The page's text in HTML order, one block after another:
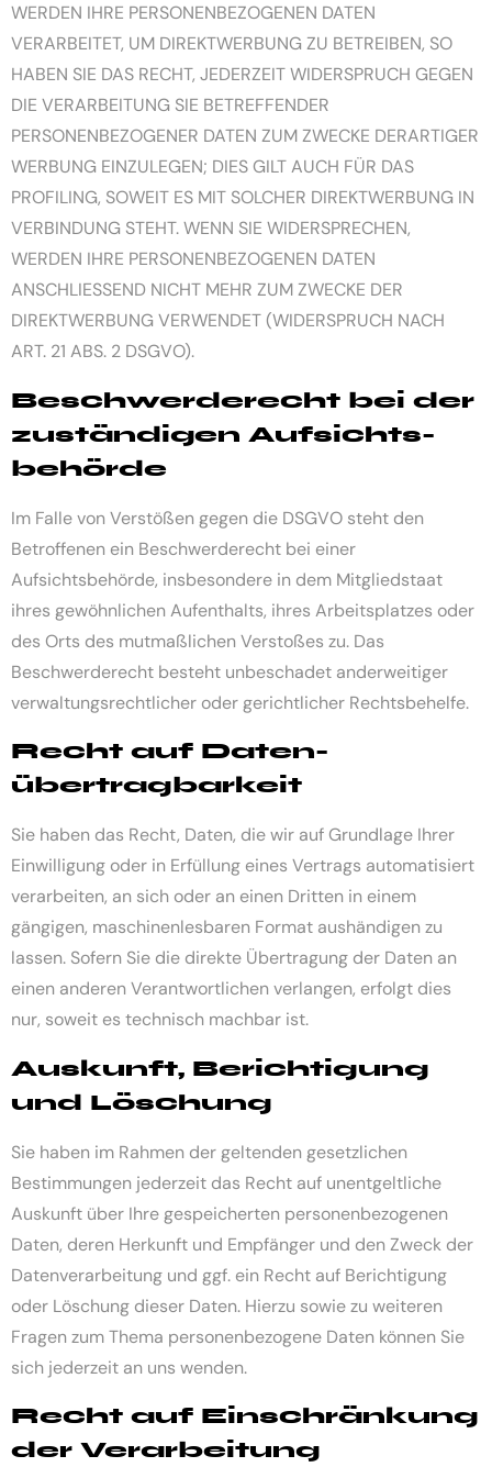
WERDEN IHRE PERSONENBEZOGENEN DATEN
VERARBEITET, UM DIREKTWERBUNG ZU BETREIBEN, SO
HABEN SIE DAS RECHT, JEDERZEIT WIDERSPRUCH GEGEN
DIE VERARBEITUNG SIE BETREFFENDER
PERSONENBEZOGENER DATEN ZUM ZWECKE DERARTIGER
WERBUNG EINZULEGEN; DIES GILT AUCH FÜR DAS
PROFILING, SOWEIT ES MIT SOLCHER DIREKTWERBUNG IN
VERBINDUNG STEHT. WENN SIE WIDERSPRECHEN,
WERDEN IHRE PERSONENBEZOGENEN DATEN
ANSCHLIESSEND NICHT MEHR ZUM ZWECKE DER
DIREKTWERBUNG VERWENDET (WIDERSPRUCH NACH
ART. 21 ABS. 2 DSGVO).
Beschwerde­recht bei der
zuständigen Aufsichts­
behörde
Im Falle von Verstößen gegen die DSGVO steht den
Betroffenen ein Beschwerderecht bei einer
Aufsichtsbehörde, insbesondere in dem Mitgliedstaat
ihres gewöhnlichen Aufenthalts, ihres Arbeitsplatzes oder
des Orts des mutmaßlichen Verstoßes zu. Das
Beschwerderecht besteht unbeschadet anderweitiger
verwaltungsrechtlicher oder gerichtlicher Rechtsbehelfe.
Recht auf Daten­
übertrag­barkeit
Sie haben das Recht, Daten, die wir auf Grundlage Ihrer
Einwilligung oder in Erfüllung eines Vertrags automatisiert
verarbeiten, an sich oder an einen Dritten in einem
gängigen, maschinenlesbaren Format aushändigen zu
lassen. Sofern Sie die direkte Übertragung der Daten an
einen anderen Verantwortlichen verlangen, erfolgt dies
nur, soweit es technisch machbar ist.
Auskunft, Berichtigung
und Löschung
Sie haben im Rahmen der geltenden gesetzlichen
Bestimmungen jederzeit das Recht auf unentgeltliche
Auskunft über Ihre gespeicherten personenbezogenen
Daten, deren Herkunft und Empfänger und den Zweck der
Datenverarbeitung und ggf. ein Recht auf Berichtigung
oder Löschung dieser Daten. Hierzu sowie zu weiteren
Fragen zum Thema personenbezogene Daten können Sie
sich jederzeit an uns wenden.
Recht auf Einschränkung
der Verarbeitung